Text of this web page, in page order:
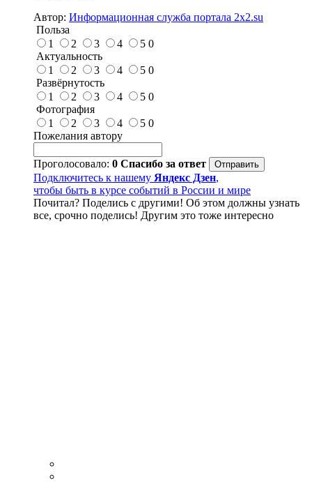
Автор: Информационная служба портала 2x2.su
Польза
1
2 3 4 5 0
Актуальность
1
2 3 4 5 0
Развёрнутость
1
2 3 4 5 0
Фотография
1
2 3 4 5 0
Пожелания автору
Проголосовало: 0 Спасибо за ответ
Подключитесь к нашему Яндекс Дзен,
чтобы быть в курсе событий в России и мире
Почитал? Поделись с другими! Об этом должны узнать
все, срочно поделись! Другим это тоже интересно